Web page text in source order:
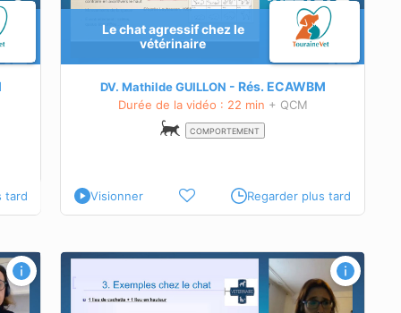
tard
Le chat agressif chez le
vétérinaire
DV. Mathilde GUILLON Rés. ECAWBM
Durée de la vidéo : 22 min + QCM
COMPORTEMENT
en
en
Visionner Regarder plus tard
: